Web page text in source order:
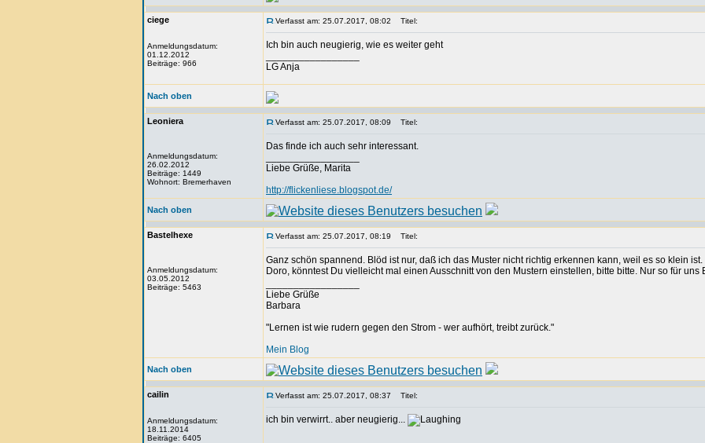
ciege
Anmeldungsdatum:
01.12.2012
Beiträge: 966
Verfasst am: 25.07.2017, 08:02 Titel:
Ich bin auch neugierig, wie es weiter geht
LG Anja
Nach oben
Leoniera
Anmeldungsdatum:
26.02.2012
Beiträge: 1449
Wohnort: Bremerhaven
Verfasst am: 25.07.2017, 08:09 Titel:
Das finde ich auch sehr interessant.
Liebe Grüße, Marita
http://flickenliese.blogspot.de/
Nach oben
Bastelhexe
Anmeldungsdatum:
03.05.2012
Beiträge: 5463
Verfasst am: 25.07.2017, 08:19 Titel:
Ganz schön spannend. Blöd ist nur, daß ich das Muster nicht richtig erkennen kann, weil es so klein ist.
Doro, könntest Du vielleicht mal einen Ausschnitt von den Mustern einstellen, bitte bitte. Nur so für
Liebe Grüße
Barbara
"Lernen ist wie rudern gegen den Strom - wer aufhört, treibt zurück."
Mein Blog
Nach oben
cailin
Anmeldungsdatum:
18.11.2014
Beiträge: 6405
Verfasst am: 25.07.2017, 08:37 Titel:
ich bin verwirrt.. aber neugierig...